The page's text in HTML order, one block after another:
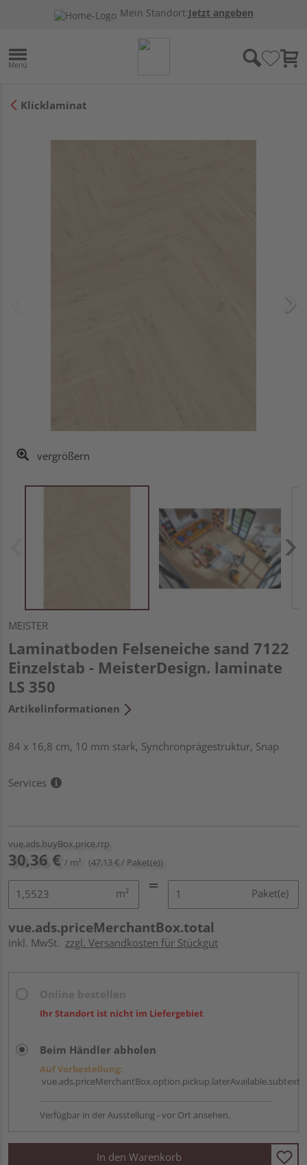
Mein Standort:Jetzt angeben
Klicklaminat
vergrößern
MEISTER
Laminatboden Felseneiche sand 7122
Einzelstab - MeisterDesign. laminate
LS 350
Artikelinformationen
84 x 16,8 cm, 10 mm stark, Synchronprägestruktur, Snap
Services
vue.ads.buyBox.price.rrp
30,36 € / m² (47,13 € / Paket(e))
m² Paket(e)
vue.ads.priceMerchantBox.total
inkl. MwSt. zzgl. Versandkosten für Stückgut
Ihr Standort ist nicht im Liefergebiet
Beim Händler abholen
Auf Vorbestellung:
vue.ads.priceMerchantBox.option.pickup.laterAvailable.subtext
Verfügbar in der Ausstellung - vor Ort ansehen.
In den Warenkorb